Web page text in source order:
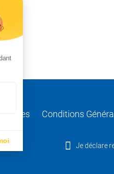
légales Conditions
Je déclare